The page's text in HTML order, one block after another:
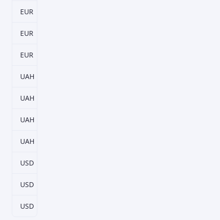
EUR
EUR
EUR
UAH
UAH
UAH
UAH
USD
USD
USD